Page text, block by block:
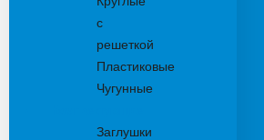
с
решеткой
Пластиковые
Чугунные
Заглушки